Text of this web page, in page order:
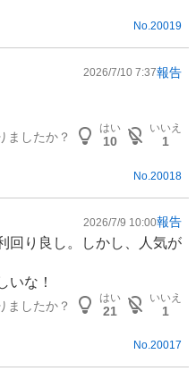
No.20019
2026/7/10 7:37報告
ましたか？
はい
10
いいえ
1
No. 20018
2026/7/9 10:00報告
回り良し。しかし、人気が
いな！
ましたか？
はい
21
いいえ
1
No.20017